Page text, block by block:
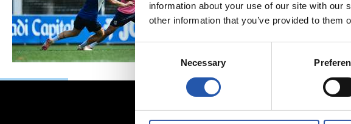
information about your use of our site with our
other information that you’ve provided to
Consent
Selection
Necessary